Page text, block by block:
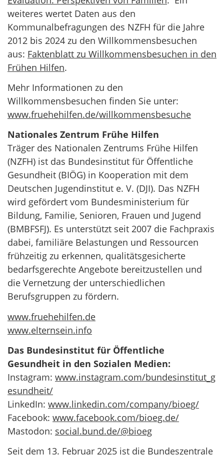
weiteres wertet Daten aus den
Kommunalbefragungen des NZFH für die Jahre
2012 bis 2024 zu den Willkommensbesuchen
aus: Faktenblatt zu Willkommensbesuchen in den
Frühen Hilfen.
Mehr Informationen zu den
Willkommensbesuchen finden Sie unter:
www.fruehehilfen.de/willkommensbesuche
Nationales Zentrum Frühe Hilfen
Träger des Nationalen Zentrums Frühe Hilfen
(NZFH) ist das Bundesinstitut für Öffentliche
Gesundheit (BIÖG) in Kooperation mit dem
Deutschen Jugendinstitut e. V. (DJI). Das NZFH
wird gefördert vom Bundesministerium für
Bildung, Familie, Senioren, Frauen und Jugend
(BMBFSFJ). Es unterstützt seit 2007 die Fachpraxis
dabei, familiäre Belastungen und Ressourcen
frühzeitig zu erkennen, qualitätsgesicherte
bedarfsgerechte Angebote bereitzustellen und
die Vernetzung der unterschiedlichen
Berufsgruppen zu fördern.
www.fruehehilfen.de
www.elternsein.info
Das Bundesinstitut für Öffentliche
Gesundheit in den Sozialen Medien:
Instagram: www.instagram.com/bundesinstitut_g
esundheit/
LinkedIn: www.linkedin.com/company/bioeg/
Facebook: www.facebook.com/bioeg.de/
Mastodon: social.bund.de/@bioeg
Seit dem 13. Februar 2025 ist die Bundeszentrale